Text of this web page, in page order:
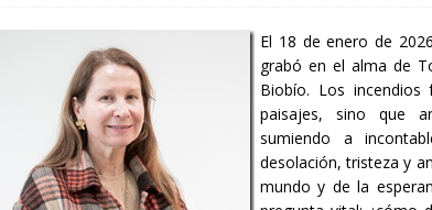
El 18 de enero de
grabó en el alma de
Biobío. Los
paisajes, sino que
sumiendo a
desolación, tristeza y
mundo y de la